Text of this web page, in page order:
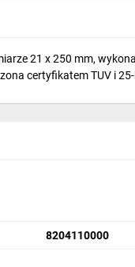
21 x 250 mm,
certyfikatem TUV i
8204110000